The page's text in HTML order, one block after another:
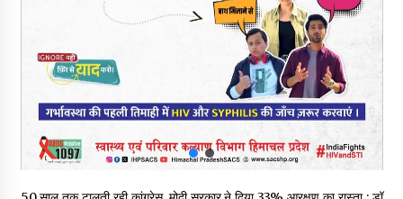
रूपी भावा वन्यजीव अभयारण्य में फिर दिखा जंगलों का ‘खामोश पहरेदार’, दुर्लभ
हिमालयन “सीरो” कैमरे में कैद
भ्रष्टाचार से अर्जित संपत्ति जब्त कर गरीबों में बांटेगी हिमाचल सरकार -CM
06/08/2026